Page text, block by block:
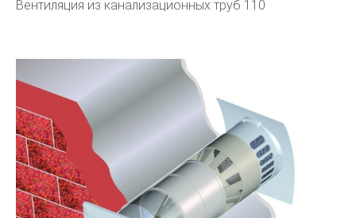
Вентиляция из канализационных труб 110